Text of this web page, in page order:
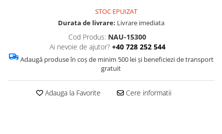
STOC EPUIZAT
Durata de livrare: Livrare imediata
Cod Produs: NAU-15300
Ai nevoie de ajutor? +40 728 252 544
Adaugă produse în coș de minim 500 lei și beneficiezi de transport
gratuit
Adauga la Favorite Cere informatii